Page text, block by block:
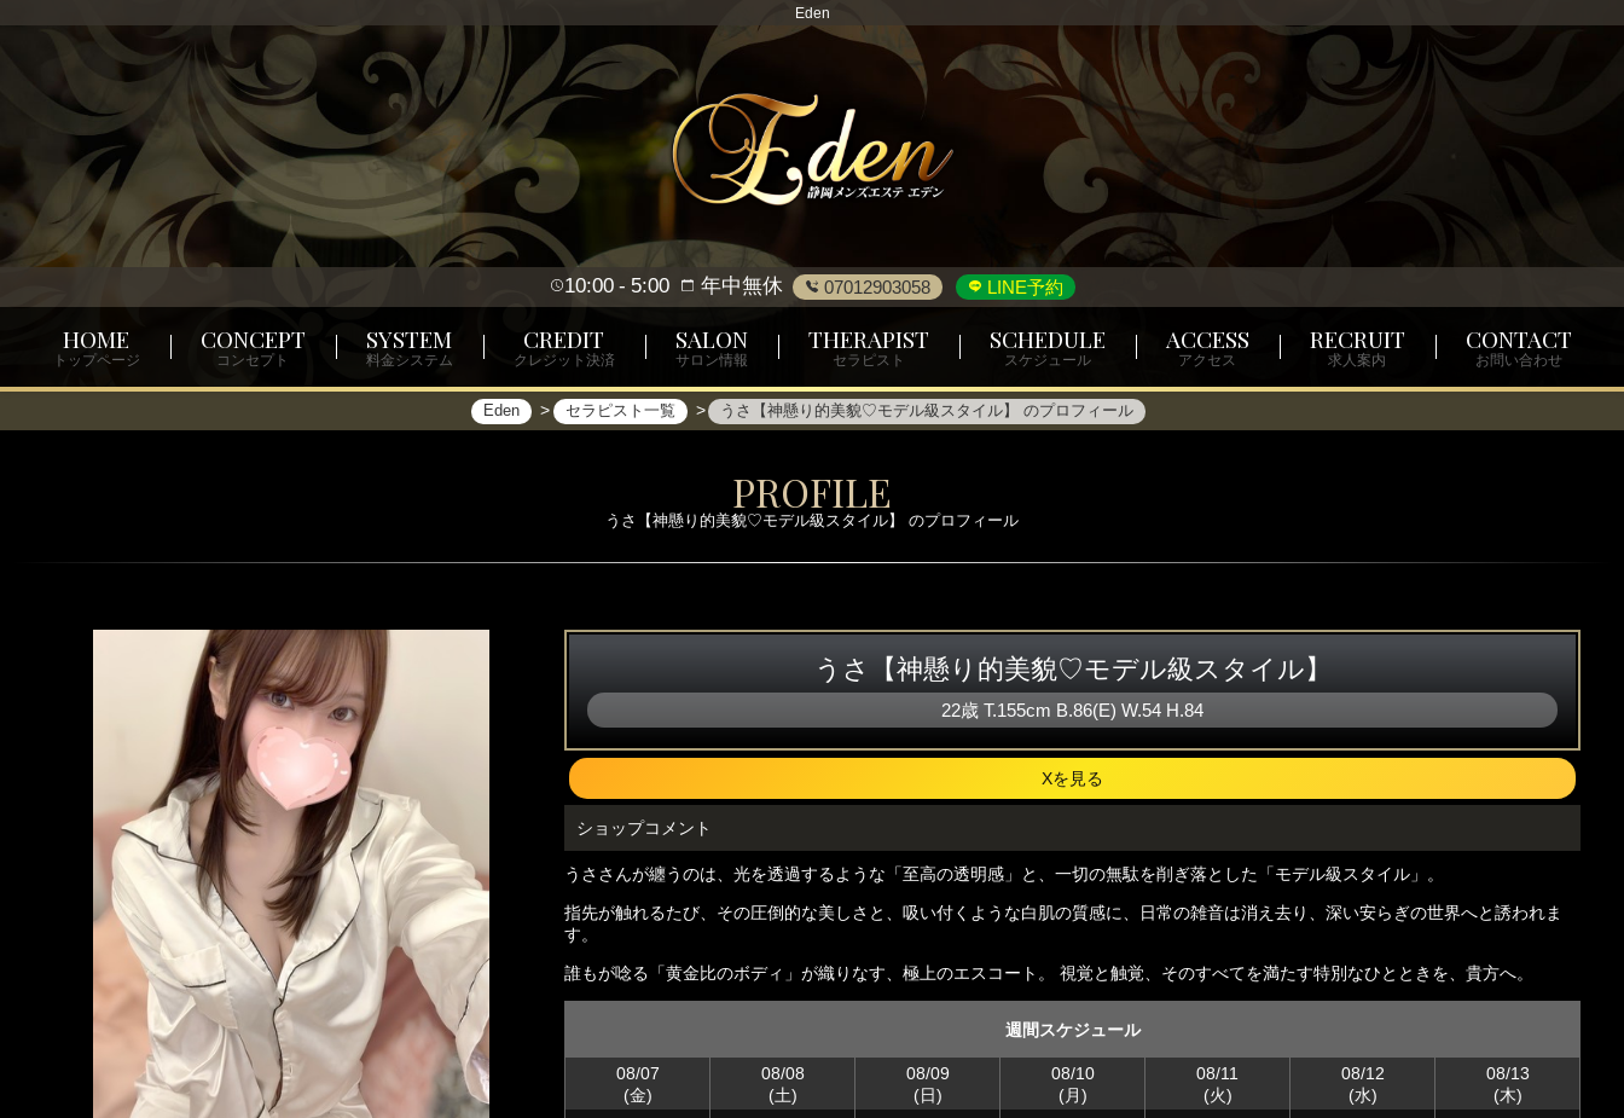
Eden
10:00 5:00 年中無休 07012903058 LINE予約
HOME
トップページ
CONCEPT
コンセプト
SYSTEM
料金システム
CREDIT
クレジット決済
SALON
サロン情報
THERAPIST
セラピスト
SCHEDULE
スケジュール
ACCESS
アクセス
RECRUIT
求人案内
CONTACT
お問い合わせ
Eden セラピスト一覧 うさ【神懸り的美貌♡モデル級スタイル】 のプロフィール
PROFILE
うさ【神懸り的美貌♡モデル級スタイル】 のプロフィール
うさ【神懸り的美貌♡モデル級スタイル】
22歳 T.155cm B.86(E) W.54 H.84
Xを見る
ショップコメント
うささんが纏うのは、光を透過するような「至高の透明感」と、一切の無駄を削ぎ落とした「モデル級スタイル」。
指先が触れるたび、その圧倒的な美しさと、吸い付くような白肌の質感に、日常の雑音は消え去り、深い安らぎの世界へと誘われま
す。
誰もが唸る「黄金比のボディ」が織りなす、極上のエスコート。 視覚と触覚、そのすべてを満たす特別なひとときを、貴方へ。
週間スケジュール
08/07
(金)
08/08
(土)
08/09
(日)
08/10
(月)
08/11
(火)
08/12
(水)
08/13
(木)